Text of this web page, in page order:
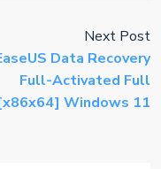
Next Post
Data Recovery
Full-Activated Full
Windows 11